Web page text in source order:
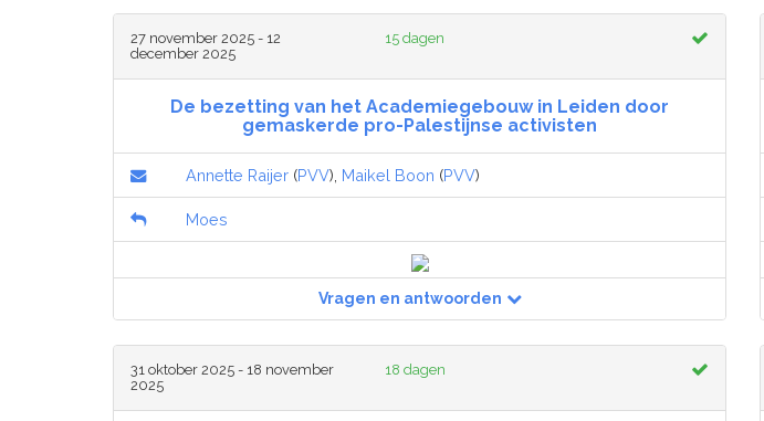
27 november 2025 - 12
december 2025
15 dagen
De bezetting van het Academiegebouw in Leiden door
gemaskerde pro-Palestijnse activisten
Annette Raijer (PVV), Maikel Boon (PVV)
Moes
Vragen en antwoorden
31 oktober 2025 - 18 november
2025
18 dagen